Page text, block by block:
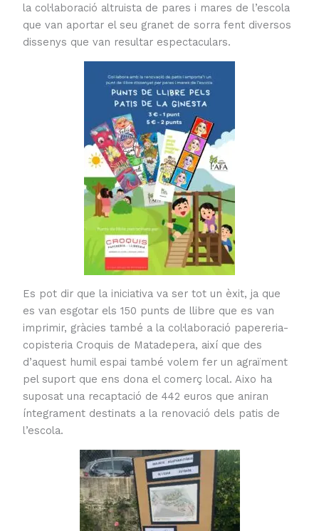
la col·laboració altruista de pares i mares de l’escola
que van aportar el seu granet de sorra fent diversos
dissenys que van resultar espectaculars.
Es pot dir que la iniciativa va ser tot un èxit, ja que
es van esgotar els 150 punts de llibre que es van
imprimir, gràcies també a la col·laboració papereria-
copisteria Croquis de Matadepera, així que des
d’aquest humil espai també volem fer un agraïment
pel suport que ens dona el comerç local. Aixo ha
suposat una recaptació de 442 euros que aniran
íntegrament destinats a la renovació dels patis de
l’escola.